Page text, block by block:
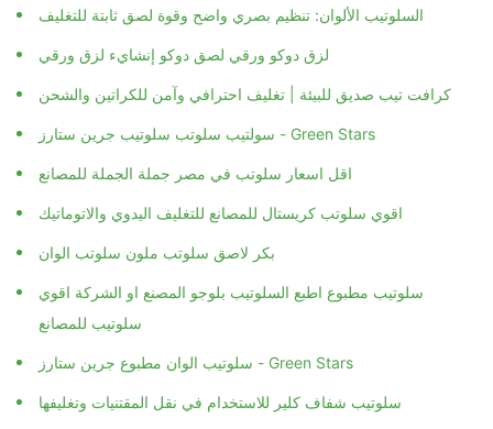
السلوتيب الألوان: تنظيم بصري واضح وقوة لصق ثابتة للتغليف
لزق دوكو ورقي لصق دوكو إنشايء لزق ورقي
كرافت تيب صديق للبيئة | تغليف احترافي وآمن للكراتين والشحن
سولتيب سلوتب سلوتيب جرين ستارز - Green Stars
اقل اسعار سلوتب في مصر جملة الجملة للمصانع
اقوي سلوتب كريستال للمصانع للتغليف اليدوي والاتوماتيك
بكر لاصق سلوتب ملون سلوتب الوان
سلوتيب مطبوع اطبع السلوتيب بلوجو المصنع او الشركة اقوي
سلوتيب للمصانع
سلوتيب الوان مطبوع جرين ستارز - Green Stars
سلوتيب شفاف كلير للاستخدام في نقل المقتنيات وتغليفها